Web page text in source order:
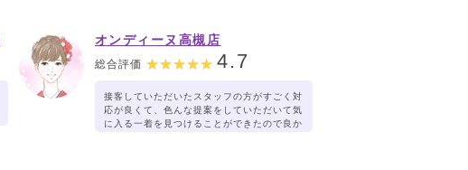
オンディーヌ高槻店
総合評価 4.7
接客していただいたスタッフの方がすごく対
応が良くて、色んな提案をしていただいて気
に入る一着を見つけることができたので良か